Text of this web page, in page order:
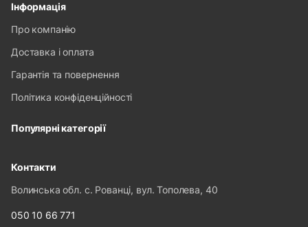
Інформація
Про компанію
Доставка і оплата
Гарантія та повернення
Політика конфіденційності
Популярні категорії
Контакти
Волинська обл. с. Рованці, вул. Тополева, 40
050 10 66 771